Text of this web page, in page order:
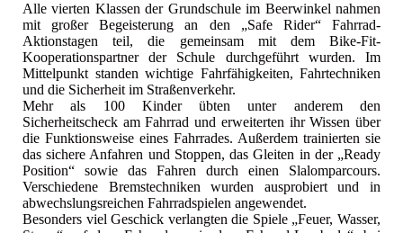
Alle vierten Klassen der Grundschule im Beerwinkel nahmen
mit großer Begeisterung an den „Safe Rider“ Fahrrad-
Aktionstagen teil, die gemeinsam mit dem Bike-Fit-
Kooperationspartner der Schule durchgeführt wurden. Im
Mittelpunkt standen wichtige Fahrfähigkeiten, Fahrtechniken
und die Sicherheit im Straßenverkehr.
Mehr als 100 Kinder übten unter anderem den
Sicherheitscheck am Fahrrad und erweiterten ihr Wissen über
die Funktionsweise eines Fahrrades. Außerdem trainierten sie
das sichere Anfahren und Stoppen, das Gleiten in der „Ready
Position“ sowie das Fahren durch einen Slalomparcours.
Verschiedene Bremstechniken wurden ausprobiert und in
abwechslungsreichen Fahrradspielen angewendet.
Besonders viel Geschick verlangten die Spiele „Feuer, Wasser,